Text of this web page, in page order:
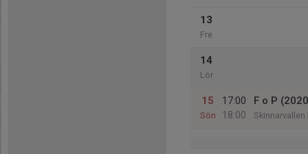
13
Fre
14
Lör
15
Sön
17:00
18:00
F o P
Skinnarvallen